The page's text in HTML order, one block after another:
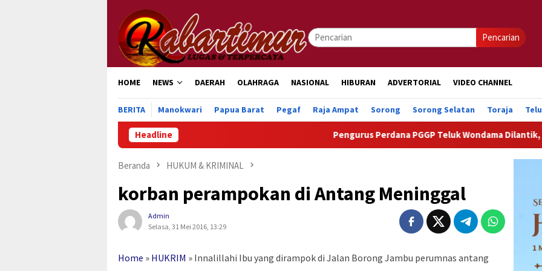
konten
Pencarian
HOME NEWS DAERAH OLAHRAGA NASIONAL HIBURAN ADVERTORIAL VIDEO CHANNEL
BERITA Manokwari Papua Barat Pegaf Raja Ampat Sorong Sorong Selatan Toraja
Headline Pengurus Perdana PGGP Teluk Wondama Dilantik, Dorong
Beranda HUKUM & KRIMINAL
korban perampokan di Antang Meninggal
Admin
Selasa, 31 Mei 2016, 13:29
Home » HUKRIM » Innalillahi Ibu yang dirampok di Jalan Borong Jambu perumnas antang